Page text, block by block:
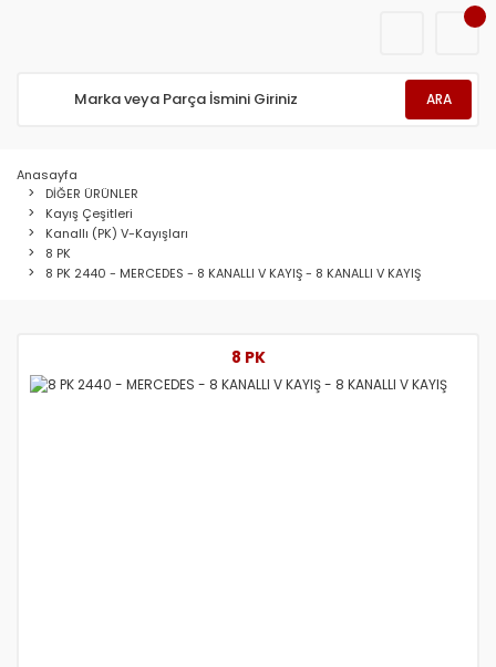
ARA
Anasayfa
DİĞER ÜRÜNLER
Kayış Çeşitleri
Kanallı (PK) V-Kayışları
8 PK
8 PK 2440 - MERCEDES - 8 KANALLI V KAYIŞ - 8 KANALLI V KAYIŞ
8 PK